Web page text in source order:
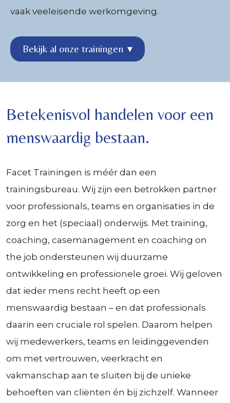
vaak veeleisende werkomgeving.
Bekijk al onze trainingen ▾
Betekenisvol handelen voor een
menswaardig bestaan.
Facet Trainingen is méér dan een
trainingsbureau. Wij zijn een betrokken partner
voor professionals, teams en organisaties in de
zorg en het (speciaal) onderwijs. Met training,
coaching, casemanagement en coaching on
the job ondersteunen wij duurzame
ontwikkeling en professionele groei. Wij geloven
dat ieder mens recht heeft op een
menswaardig bestaan – en dat professionals
daarin een cruciale rol spelen. Daarom helpen
wij medewerkers, teams en leidinggevenden
om met vertrouwen, veerkracht en
vakmanschap aan te sluiten bij de unieke
behoeften van cliënten én bij zichzelf. Wanneer